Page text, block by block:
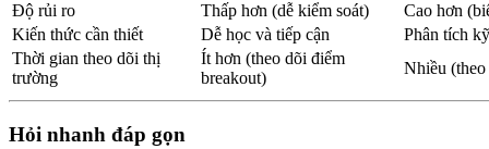
Độ rủi ro
Thấp hơn (dễ kiểm soát)
Cao hơn
Kiến thức cần thiết
Dễ học và tiếp cận
Phân tích
Thời gian theo dõi thị
trường
Ít hơn (theo dõi điểm
breakout)
Nhiều
Hỏi nhanh đáp gọn